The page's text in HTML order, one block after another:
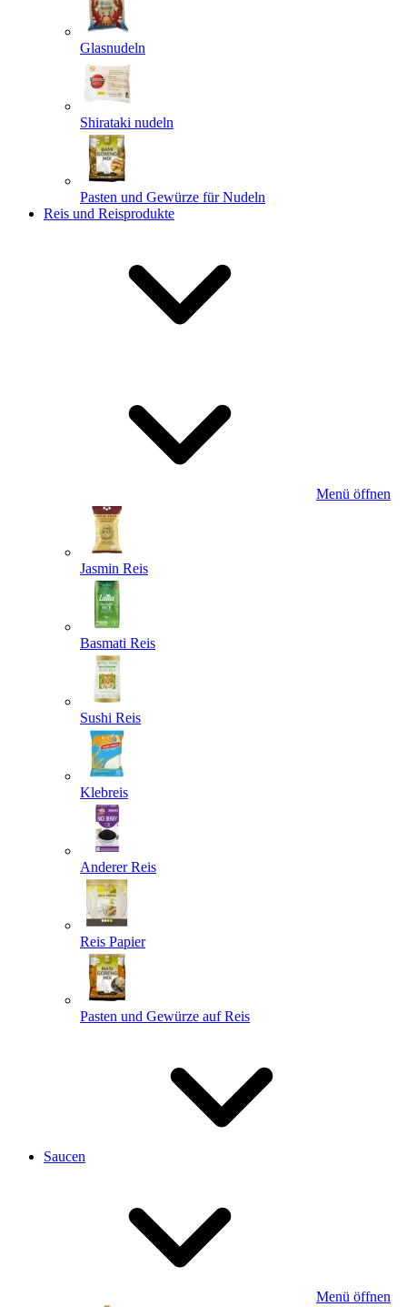
Glasnudeln
Shirataki nudeln
Pasten und Gewürze für Nudeln
Reis und Reisprodukte
Menü öffnen
Jasmin Reis
Basmati Reis
Sushi Reis
Klebreis
Anderer Reis
Reis Papier
Pasten und Gewürze auf Reis
Saucen
Menü öffnen